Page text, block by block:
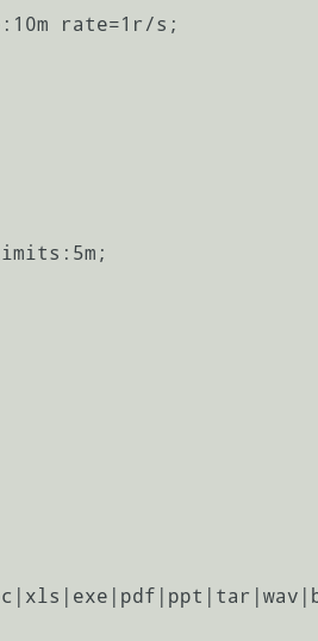
rate=1r/s;